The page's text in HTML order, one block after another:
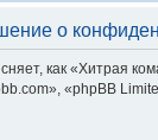
о
как «Хитрая
«phpBB